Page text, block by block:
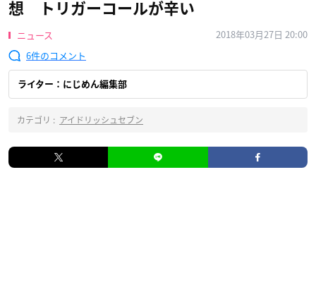
想 トリガーコールが辛い
ニュース
2018年03月27日 20:00
6
ライター：にじめん編集部
カテゴリ : アイドリッシュセブン